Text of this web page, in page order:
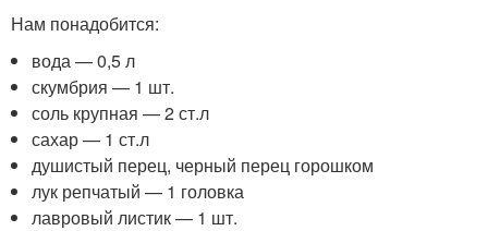
Нам понадобится:
вода — 0,5 л
скумбрия — 1 шт.
соль крупная — 2 ст.л
сахар — 1 ст.л
душистый перец, черный перец горошком
лук репчатый — 1 головка
лавровый листик — 1 шт.